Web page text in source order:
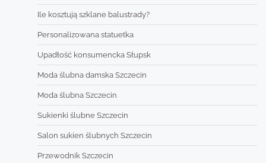
Ile kosztują szklane balustrady?
Personalizowana statuetka
Upadłość konsumencka Słupsk
Moda ślubna damska Szczecin
Moda ślubna Szczecin
Sukienki ślubne Szczecin
Salon sukien ślubnych Szczecin
Przewodnik Szczecin